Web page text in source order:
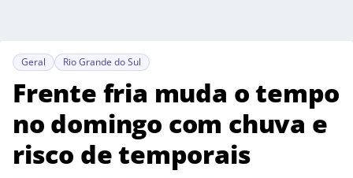
Geral Rio Grande do Sul
Frente fria muda o tempo
no domingo com chuva e
risco de temporais